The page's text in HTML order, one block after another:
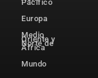
Pacífico
Europa
Medio
Oriente y
Norte de
África
Mundo